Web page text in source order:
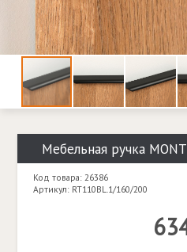
Мебельная ручка
Код товара: 26386
Артикул: RT110BL.1/160/200